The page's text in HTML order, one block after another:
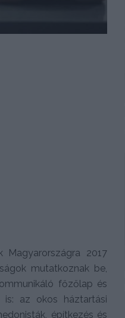
Magyarországra 2017
mutatkoznak be,
főzőlap és
is: az okos háztartási
építkezés és